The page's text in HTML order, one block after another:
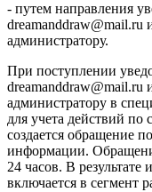
- путем направления
администратору.
При поступлении
администратору в
для учета действий по
создается обращение
информации.
24 часов. В
включается в сегмент